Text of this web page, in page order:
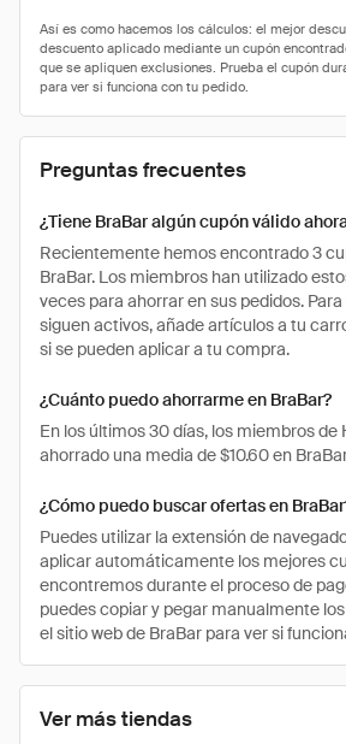
Ver más tiendas
Preguntas frecuentes
¿Tiene BraBar algún cupón válido
Recientemente hemos encontrado 3
BraBar. Los miembros han utilizado
veces para ahorrar en sus pedidos.
siguen activos, añade artículos a tu
si se pueden aplicar a tu compra.
¿Cuánto puedo ahorrarme en BraBar?
En los últimos 30 días, los miembros de
ahorrado una media de $10.60 en
¿Cómo puedo buscar ofertas en
Puedes utilizar la extensión de
aplicar automáticamente los mejores
encontremos durante el proceso de
puedes copiar y pegar manualmente
el sitio web de BraBar para ver si